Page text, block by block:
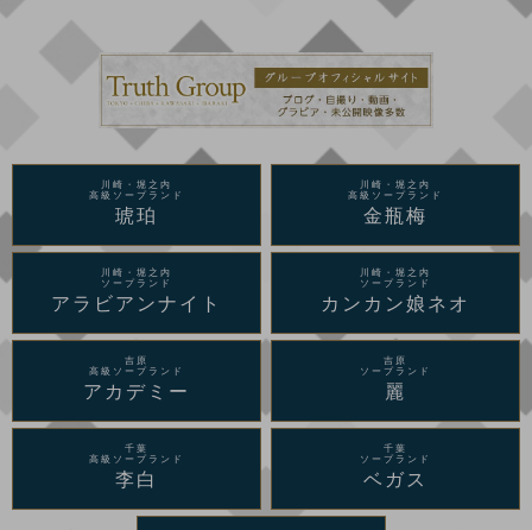
川崎・堀之内
高級ソープランド
琥珀
川崎・堀之内
高級ソープランド
金瓶梅
川崎・堀之内
ソープランド
アラビアンナイト
川崎・堀之内
ソープランド
カンカン娘ネオ
吉原
高級ソープランド
アカデミー
吉原
ソープランド
麗
千葉
高級ソープランド
李白
千葉
ソープランド
ベガス